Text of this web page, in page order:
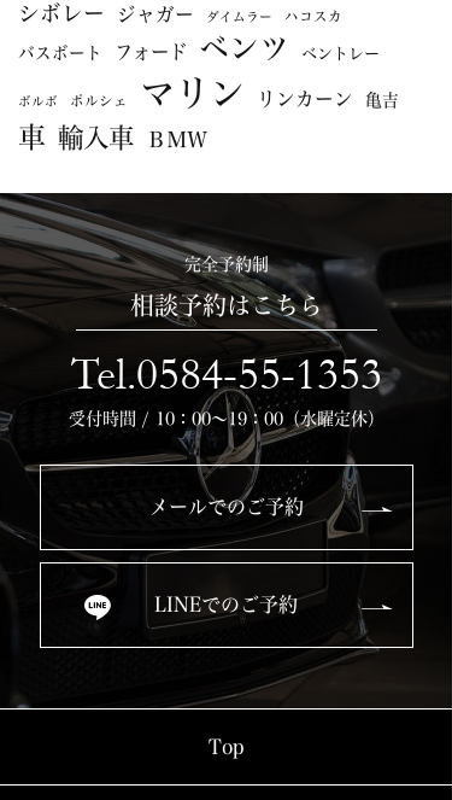
シボレー ジャガー ダイムラー ハコスカ
バスボート フォード ベンツ ベントレー
ボルボ ポルシェ マリン リンカーン 亀吉
車 輸入車 ＢＭＷ
完全予約制
相談予約はこちら
Tel.0584-55-1353
受付時間 / 10：00～19：00（水曜定休）
メールでのご予約
LINEでのご予約
Top